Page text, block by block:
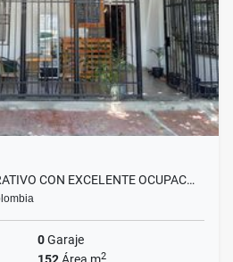
CON EXCELENTE OCUPAC…
0Garaje
2